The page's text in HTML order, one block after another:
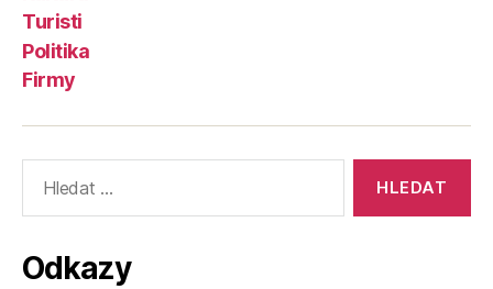
Turisti
Politika
Firmy
vyhledávání:
Odkazy